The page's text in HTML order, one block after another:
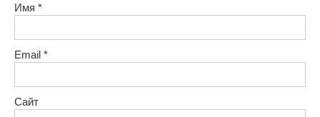
Имя *
Email *
Сайт